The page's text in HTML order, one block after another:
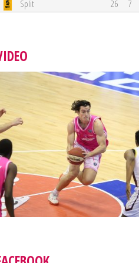
Split 26 7